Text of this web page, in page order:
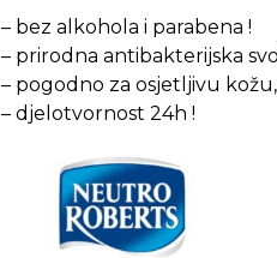
– bez alkohola i parabena !
– prirodna antibakterijska
– pogodno za osjetljivu
– djelotvornost 24h !